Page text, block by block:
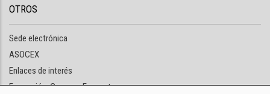
OTROS
Sede electrónica
ASOCEX
Enlaces de interés
Formación: Cursos y Encuentros